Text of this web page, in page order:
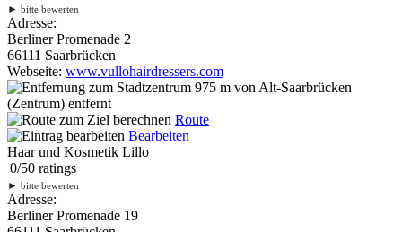
► bitte bewerten
Adresse:
Berliner Promenade 2
66111 Saarbrücken
Webseite: www.vullohairdressers.com
975 m von Alt-Saarbrücken
(Zentrum) entfernt
Route
Bearbeiten
Haar und Kosmetik Lillo
0/50 ratings
► bitte bewerten
Adresse:
Berliner Promenade 19